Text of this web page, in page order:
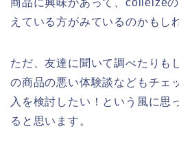
えている方がみているのかもし
ただ、友達に聞いて調べたりも
の商品の悪い体験談などもチェ
入を検討したい！という風に思
ると思います。